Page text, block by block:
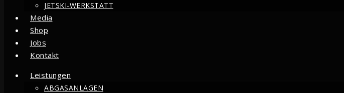
JETSKI-WERKSTATT
Media
Shop
Jobs
Kontakt
Leistungen
ABGASANLAGEN